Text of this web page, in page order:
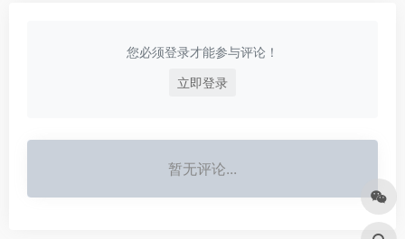
您必须登录才能参与评论！
立即登录
暂无评论...